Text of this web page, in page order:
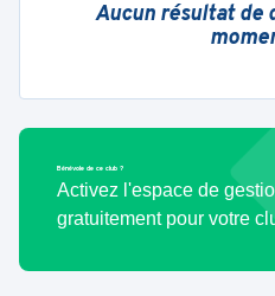
Aucun résultat de
Bénévole de ce club ?
Activez l'espace de
gratuitement pour votre